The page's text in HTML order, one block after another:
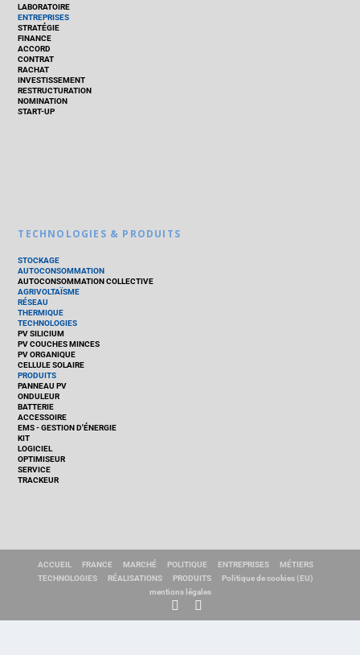
LABORATOIRE
ENTREPRISES
STRATÉGIE
FINANCE
ACCORD
CONTRAT
RACHAT
INVESTISSEMENT
RESTRUCTURATION
NOMINATION
START-UP
TECHNOLOGIES & PRODUITS
STOCKAGE
AUTOCONSOMMATION
AUTOCONSOMMATION COLLECTIVE
AGRIVOLTAÏSME
RÉSEAU
THERMIQUE
TECHNOLOGIES
PV SILICIUM
PV COUCHES MINCES
PV ORGANIQUE
CELLULE SOLAIRE
PRODUITS
PANNEAU PV
ONDULEUR
BATTERIE
ACCESSOIRE
EMS - GESTION D'ÉNERGIE
KIT
LOGICIEL
OPTIMISEUR
SERVICE
TRACKEUR
ACCUEIL FRANCE MARCHÉ POLITIQUE ENTREPRISES
MÉTIERS
TECHNOLOGIES
RÉALISATIONS PRODUITS
Politique de cookies (EU)
mentions légales